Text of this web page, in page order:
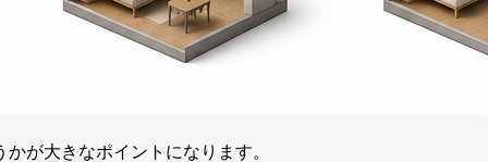
が大きなポイントになります。